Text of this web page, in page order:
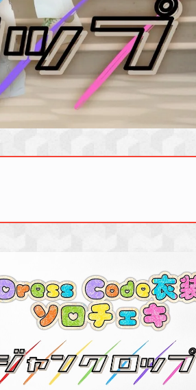
Dress Code衣装ソロチェキ(サイン&メッセ
ージ入り)
¥3,000
SOLD OUT